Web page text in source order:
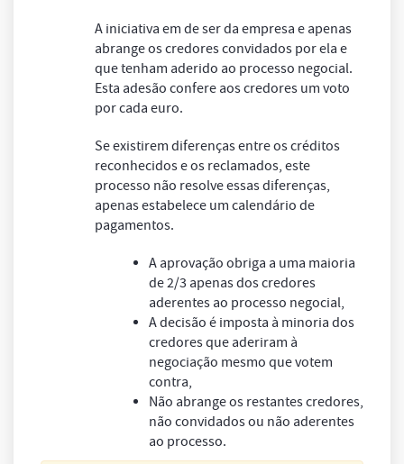
A iniciativa em de ser da empresa e apenas
abrange os credores convidados por ela e
que tenham aderido ao processo negocial.
Esta adesão confere aos credores um voto
por cada euro.
Se existirem diferenças entre os créditos
reconhecidos e os reclamados, este
processo não resolve essas diferenças,
apenas estabelece um calendário de
pagamentos.
A aprovação obriga a uma maioria
de 2/3 apenas dos credores
aderentes ao processo negocial,
A decisão é imposta à minoria dos
credores que aderiram à
negociação mesmo que votem
contra,
Não abrange os restantes credores,
não convidados ou não aderentes
ao processo.